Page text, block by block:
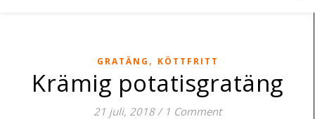
GRATÄNG , KÖTTFRITT
Krämig potatisgratäng
21 juli, 2018 / 1 Comment